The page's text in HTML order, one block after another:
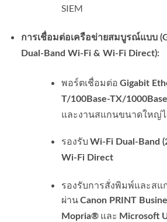
SIEM
การเชื่อมต่อเครือข่ายสมบูรณ์แบบ
Dual-Band Wi-Fi & Wi-Fi Direct):
พอร์ตเชื่อมต่อ Gigabit
T/100Base-TX/
และงานสแกนขนาดใหญ่ไ
รองรับ Wi-Fi Dual-Band
Wi-Fi Direct
รองรับการสั่งพิมพ์และส
ผ่านCanon PRINT
Mopria®และ Microsoft